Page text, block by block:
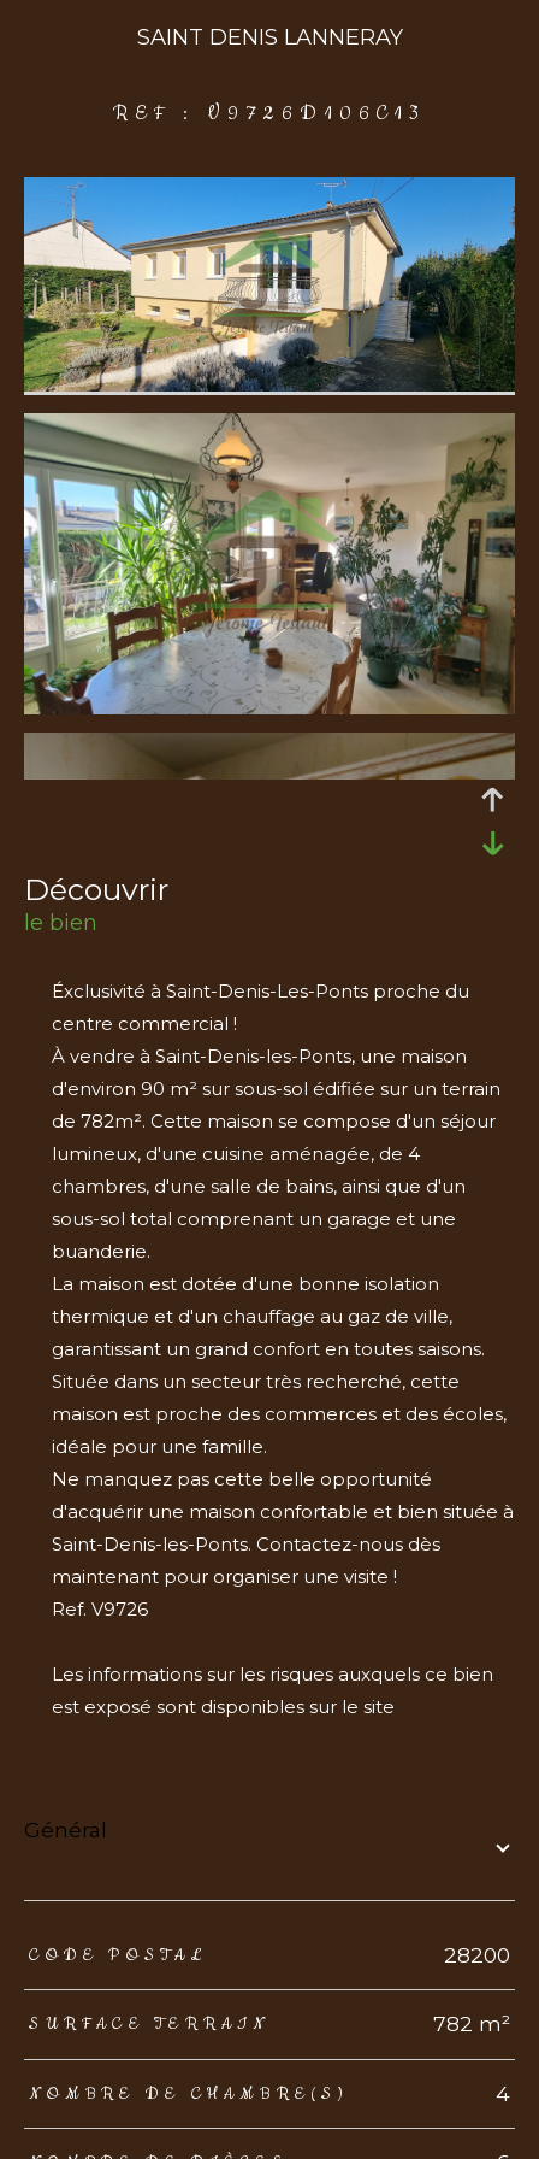
SAINT DENIS LANNERAY
REF : V9726D106C13
découvrir
le bien
Éxclusivité à Saint-Denis-Les-Ponts proche du
centre commercial !
À vendre à Saint-Denis-les-Ponts, une maison
d'environ 90 m² sur sous-sol édifiée sur un terrain
de 782m². Cette maison se compose d'un séjour
lumineux, d'une cuisine aménagée, de 4
chambres, d'une salle de bains, ainsi que d'un
sous-sol total comprenant un garage et une
buanderie.
La maison est dotée d'une bonne isolation
thermique et d'un chauffage au gaz de ville,
garantissant un grand confort en toutes saisons.
Située dans un secteur très recherché, cette
maison est proche des commerces et des écoles,
idéale pour une famille.
Ne manquez pas cette belle opportunité
d'acquérir une maison confortable et bien située à
Saint-Denis-les-Ponts. Contactez-nous dès
maintenant pour organiser une visite !
Ref. V9726
Les informations sur les risques auxquels ce bien
est exposé sont disponibles sur le site
général
TRAD_ZEPHYR_Caracteristique TRAD_ZEPHYR_Valeurs
CODE POSTAL 28200
SURFACE TERRAIN 782 m²
NOMBRE DE CHAMBRE(S) 4